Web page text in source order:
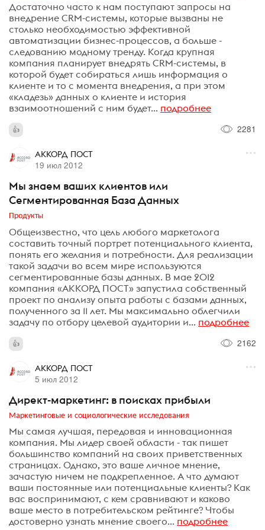
Достаточно часто к нам поступают запросы на
внедрение CRM-системы, которые вызваны не
столько необходимостью эффективной
автоматизации бизнес-процессов, а больше -
следованию модному тренду. Когда крупная
компания планирует внедрять CRM-системы, в
которой будет собираться лишь информация о
клиенте и то с момента внедрения, а при этом
«кладезь» данных о клиенте и история
взаимоотношений с ним будет... подробнее
2281
АККОРД ПОСТ
19 июл 2012
Мы знаем ваших клиентов или
Сегментированная База Данных
Продукты
Общеизвестно, что цель любого маркетолога
составить точный портрет потенциального клиента,
понять его желания и потребности. Для реализации
такой задачи во всем мире используются
сегментированные базы данных. В мае 2012
компания «АККОРД ПОСТ» запустила собственный
проект по анализу опыта работы с базами данных,
полученного за 11 лет. Мы максимально облегчили
задачу по отбору целевой аудитории и... подробнее
2162
АККОРД ПОСТ
5 июл 2012
Директ-маркетинг: в поисках прибыли
Маркетинговые и социологические исследования
Мы самая лучшая, передовая и инновационная
компания. Мы лидер своей области - так пишет
большинство компаний на своих приветственных
страницах. Однако, это ваше личное мнение,
зачастую ничем не подкрепленное. А что думают
ваши постоянные или потенциальные клиенты? Как
вас воспринимают, с кем сравнивают и каково
ваше место в потребительском рейтинге? Чтобы
достоверно узнать мнение своего... подробнее